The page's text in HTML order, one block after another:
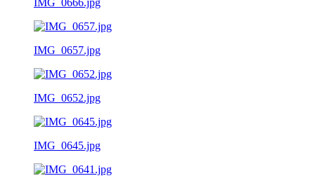
IMG_0657.jpg
IMG_0652.jpg
IMG_0645.jpg